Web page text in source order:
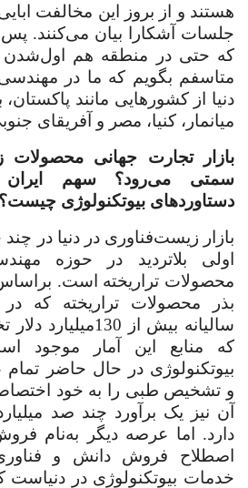
هستند و از بروز این مخالفت
جلسات آشکارا بیان می‌کنند.
که حتی در منطقه هم
متاسفم بگویم که ما در
دنیا از کشورهایی مانند
میانمار، کنیا، مصر و آفریقای
بازار تجارت جهانی
سمتی می‌رود؟ سهم ایران
دستاوردهای بیوتکنولوژی چیست؟
بازار زیست‌فناوری در دنیا در
اولی بلاتردید در حوزه
محصولات تراریخته است.
بذر محصولات تراریخته که در
سالیانه بیش از
که منابع این آمار موجود
بیوتکنولوژی در حال حاضر
و تشخیص طبی را به خود
آن نیز یک برآورد چند صد
دارد. اما عرصه دیگر به‌نام
اصطلاح فروش دانش و
خدمات بیوتکنولوژی در